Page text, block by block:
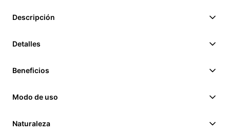
Descripción
Detalles
Beneficios
Modo de uso
Naturaleza